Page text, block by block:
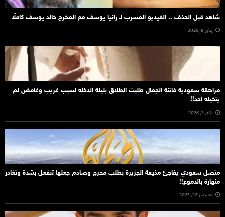
شاهد قبل الحذف .. الفيديو المسرب لـ رانيا يوسف مع المخرج خالد يوسف كاملًا
يناير 8, 2026
مراهقة سعودية فاتنة الجمال طلبت الطلاق بليلة الدخله لسبب غريب وغامض لم
يتخيله احد!!
يناير 3, 2026
متصل سعودي يفاجئ مذيعة الجزيرة بطلب محرج وصادم جعلها تنفعل بشدة وتغادر
منهارة بالدموع!!
ديسمبر 22, 2025